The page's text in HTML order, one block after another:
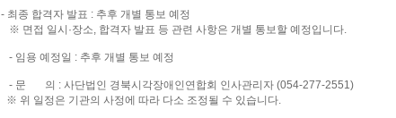
- 최종 합격자 발표 : 추후 개별 통보 예정
※ 면접 일시·장소, 합격자 발표 등 관련 사항은 개별 통보할 예정입니다.
- 임용 예정일 : 추후 개별 통보 예정
- 문 의 : 사단법인 경북시각장애인연합회 인사관리자 (054-277-2551)
※ 위 일정은 기관의 사정에 따라 다소 조정될 수 있습니다.